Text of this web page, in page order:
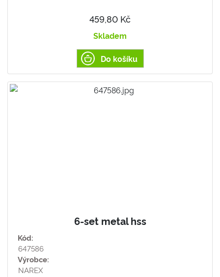
459,80 Kč
Skladem
Do košíku
6-set metal hss
Kód:
647586
Výrobce:
NAREX